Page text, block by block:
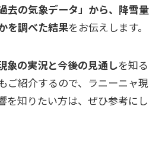
去の気象データ」から、降雪量
を調べた結果をお伝えします。
象の実況と今後の見通しを知る
ご紹介するので、ラニーニャ現
を知りたい方は、ぜひ参考にし